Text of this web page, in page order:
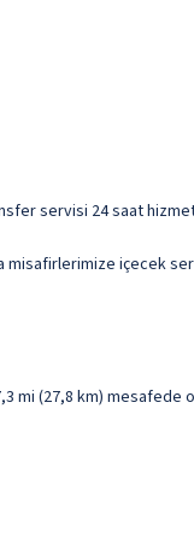
servisi 24 saat
içecek
(27,8 km) mesafede